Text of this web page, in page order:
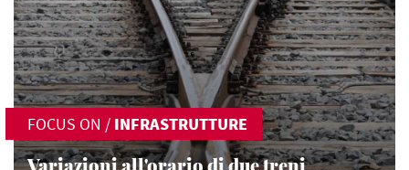
FOCUS ON / INFRASTRUTTURE
Variazioni all'orario di due treni